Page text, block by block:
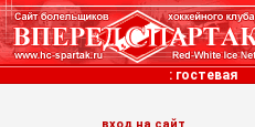
: гостевая